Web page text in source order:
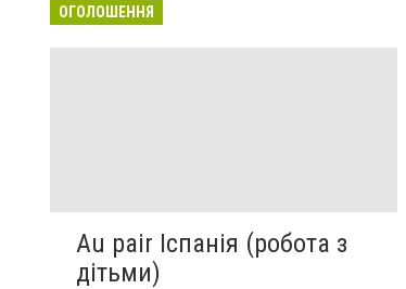
ОГОЛОШЕННЯ
Au pair Іспанія (робота з
дітьми)